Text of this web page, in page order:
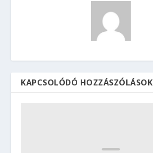
KAPCSOLÓDÓ HOZZÁSZÓLÁSOK